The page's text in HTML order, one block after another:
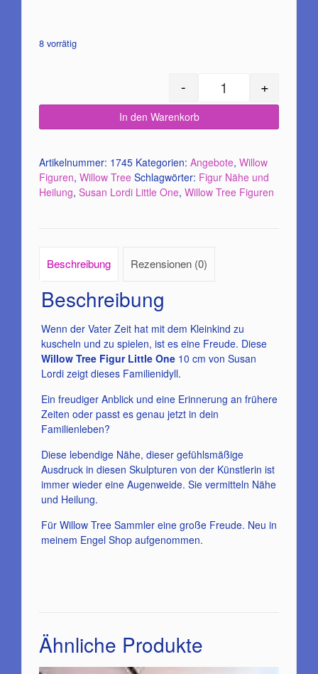
8 vorrätig
Little One /Willow
- +
In den Warenkorb
Artikelnummer: 1745 Kategorien: Angebote, Willow
Figuren, Willow Tree Schlagwörter: Figur Nähe und
Heilung, Susan Lordi Little One, Willow Tree Figuren
Beschreibung Rezensionen (0)
Beschreibung
Wenn der Vater Zeit hat mit dem Kleinkind zu
kuscheln und zu spielen, ist es eine Freude. Diese
Willow Tree Figur Little One 10 cm von Susan
Lordi zeigt dieses Familienidyll.
Ein freudiger Anblick und eine Erinnerung an frühere
Zeiten oder passt es genau jetzt in dein
Familienleben?
Diese lebendige Nähe, dieser gefühlsmäßige
Ausdruck in diesen Skulpturen von der Künstlerin ist
immer wieder eine Augenweide. Sie vermitteln Nähe
und Heilung.
Für Willow Tree Sammler eine große Freude. Neu in
meinem Engel Shop aufgenommen.
Ähnliche Produkte